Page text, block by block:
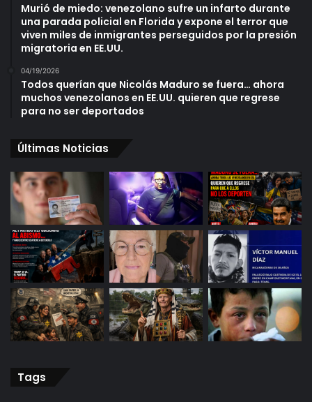
Murió de miedo: venezolano sufre un infarto durante
una parada policial en Florida y expone el terror que
viven miles de inmigrantes perseguidos por la presión
migratoria en EE.UU.
04/19/2026
Todos querían que Nicolás Maduro se fuera… ahora
muchos venezolanos en EE.UU. quieren que regrese
para no ser deportados
Últimas Noticias
Tags